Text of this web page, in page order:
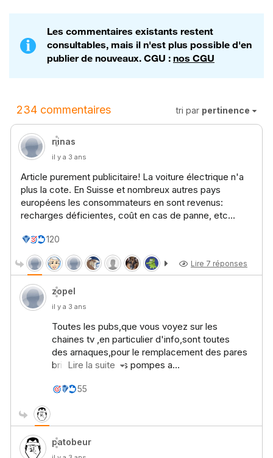
Les commentaires existants restent
consultables, mais il n'est plus possible d'en
publier de nouveaux. CGU : nos CGU